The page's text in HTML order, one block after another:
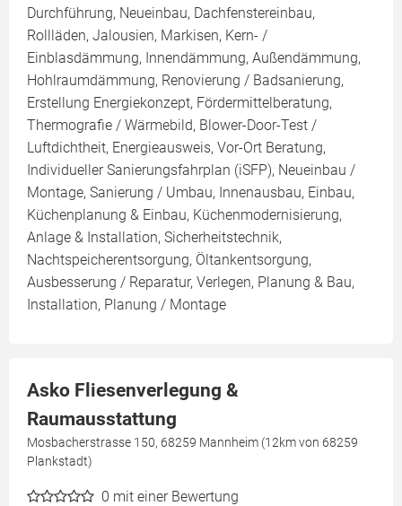
Durchführung, Neueinbau, Dachfenstereinbau,
Rollläden, Jalousien, Markisen, Kern- /
Einblasdämmung, Innendämmung, Außendämmung,
Hohlraumdämmung, Renovierung / Badsanierung,
Erstellung Energiekonzept, Fördermittelberatung,
Thermografie / Wärmebild, Blower-Door-Test /
Luftdichtheit, Energieausweis, Vor-Ort Beratung,
Individueller Sanierungsfahrplan (iSFP), Neueinbau /
Montage, Sanierung / Umbau, Innenausbau, Einbau,
Küchenplanung & Einbau, Küchenmodernisierung,
Anlage & Installation, Sicherheitstechnik,
Nachtspeicherentsorgung, Öltankentsorgung,
Ausbesserung / Reparatur, Verlegen, Planung & Bau,
Installation, Planung / Montage
Asko Fliesenverlegung &
Raumausstattung
Mosbacherstrasse 150, 68259 Mannheim (12km von 68259
Plankstadt)
0 mit einer Bewertung